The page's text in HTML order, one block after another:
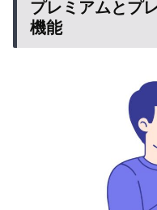
プレミアムとプ
機能